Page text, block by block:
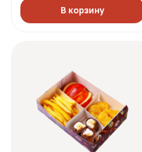
1572 ккал)В корзину